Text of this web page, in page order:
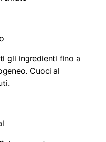
gli ingredienti fino a
Cuoci al